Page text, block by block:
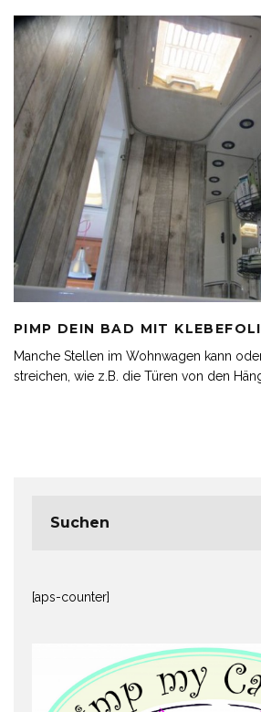
PIMP DEIN BAD MIT
Manche Stellen im Wohnwagen kann
streichen, wie z.B. die Türen von den
[aps-counter]